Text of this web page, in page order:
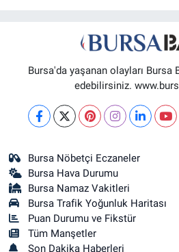
Bursa'da yaşanan olayları Bursa
edebilirsiniz.
Bursa Nöbetçi Eczaneler
Bursa Hava Durumu
Bursa Namaz Vakitleri
Bursa Trafik Yoğunluk Haritası
Puan Durumu ve Fikstür
Tüm Manşetler
Son Dakika Haberleri